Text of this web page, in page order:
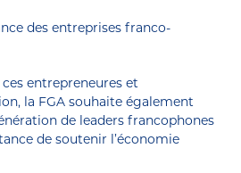
des entreprises franco-
entrepreneures et
la FGA souhaite également
de leaders francophones
de soutenir l’économie